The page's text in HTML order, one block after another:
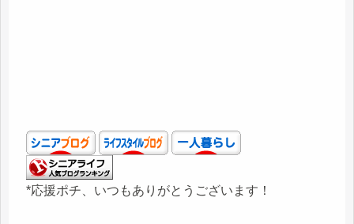
*応援ポチ、いつもありがとうございます！